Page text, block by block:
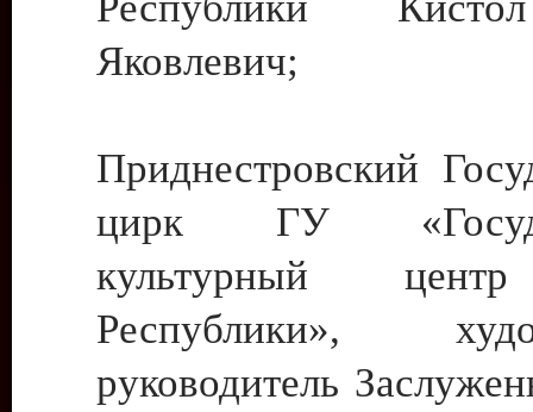
Яковлевич;
Приднестровский
цирк ГУ
культурный
Республики»,
руководитель